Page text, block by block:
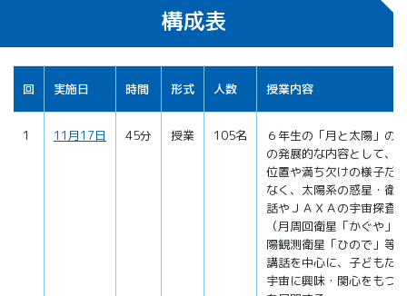
構成表
回 実施日 時間 形式 人数 授業内容
1 11月17日 45分 授業 105名
６年生の「月と太陽」の
の発展的な内容として、
位置や満ち欠けの様子だ
なく、太陽系の惑星・衛
話やＪＡＸＡの宇宙探査
（月周回衛星「かぐや」
陽観測衛星「ひので」等
講話を中心に、子どもた
宇宙に興味・関心をもつ